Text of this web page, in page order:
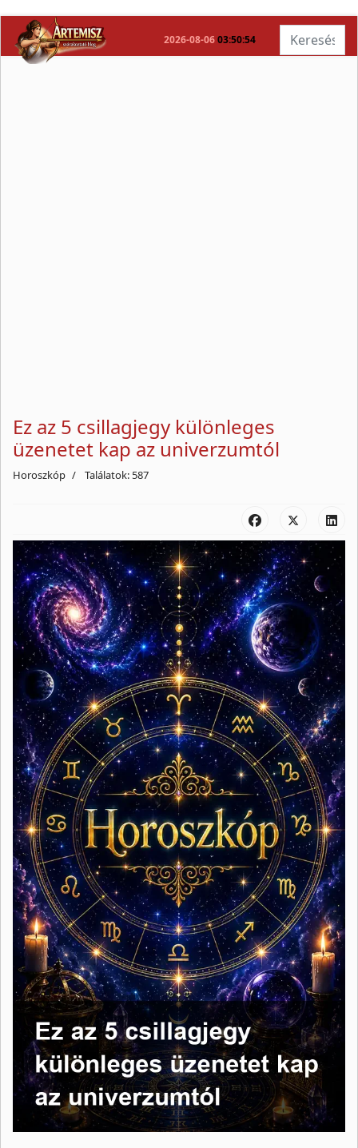
2026-08-06 03:50:55 Keresés...
Ez az 5 csillagjegy különleges
üzenetet kap az univerzumtól
Horoszkóp Találatok: 587